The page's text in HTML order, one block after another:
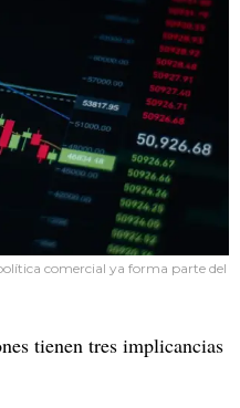
comercial ya forma parte del
tienen tres implicancias